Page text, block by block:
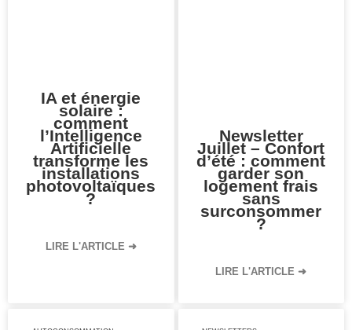
IA et énergie
solaire :
comment
l’Intelligence
Artificielle
transforme les
installations
photovoltaïques
?
LIRE L'ARTICLE ➜
Newsletter
Juillet – Confort
d’été : comment
garder son
logement frais
sans
surconsommer
?
LIRE L'ARTICLE ➜